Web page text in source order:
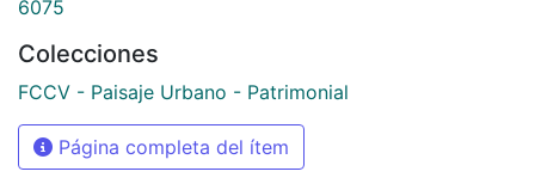
6075
Colecciones
FCCV - Paisaje Urbano - Patrimonial
Página completa del ítem